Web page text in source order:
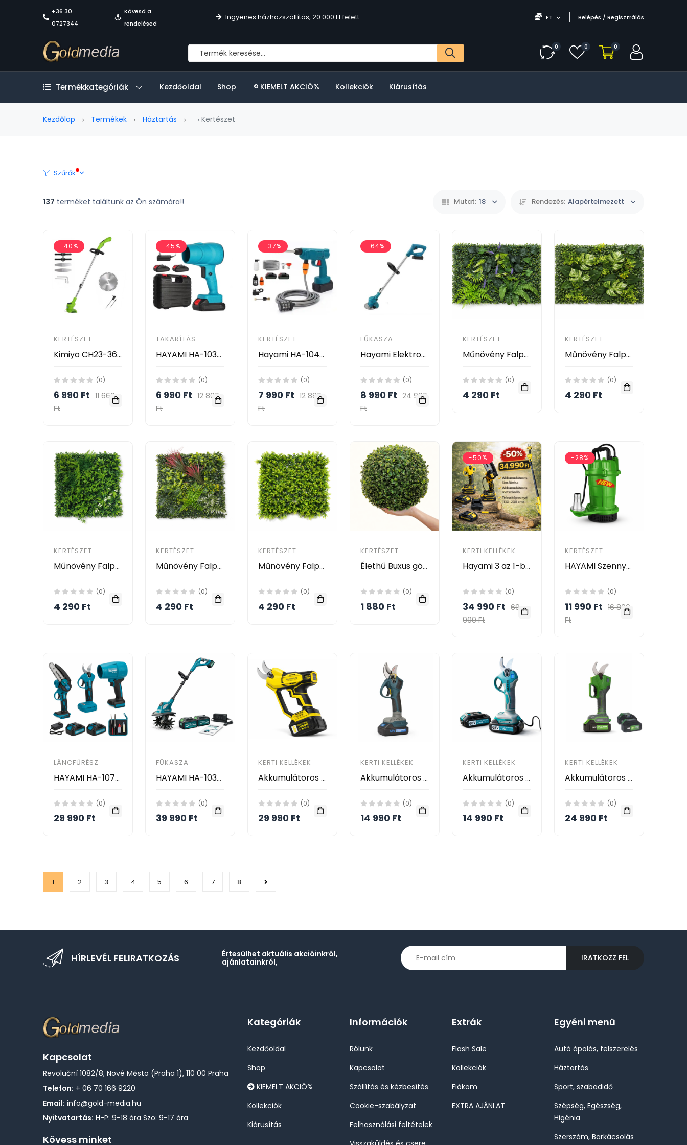
+36 30
0727344
Kövesd a
rendelésed
Ingyenes házhozszállítás, 20 000 Ft felett FT Belépés / Regisztrálás
0 0 0
Termékkategóriák Kezdőoldal Shop KIEMELT AKCIÓ% Kollekciók Kiárusítás
Kezdőlap Termékek Háztartás Kertészet
Szűrők
137 terméket találtunk az Ön számára!! Mutat: 18 Rendezés: Alapértelmezett
-40%
KERTÉSZET
Kimiyo CH23-361 Akkumulátoros Fűkasza és Szegélynyíró 24V – 2 Akkumulátorral
(0)
6 990 Ft 11 660
Ft
-45%
TAKARÍTÁS
HAYAMI HA-1033 Akkumulátoros Légfúvó 48V – Vezeték Nélküli Tisztító Ventilátor 2 Akkumulátorral
(0)
6 990 Ft 12 800
Ft
-37%
KERTÉSZET
Hayami HA-1042 Akkumulátoros Magasnyomású Mosó – 2 Akkumulátorral, Habosító Tartállyal és Kofferrel
(0)
7 990 Ft 12 880
Ft
-64%
FŰKASZA
Hayami Elektromos Fűkasza 2db Akkumlátorral 48V, HA-1024
(0)
8 990 Ft 24 990
Ft
KERTÉSZET
Műnövény Falpanel 60x40 cm – Tropical Fern Mix
(0)
4 290 Ft
KERTÉSZET
Műnövény Falpanel 60x40 cm – Monstera Green
(0)
4 290 Ft
KERTÉSZET
Műnövény Falpanel 50x50 cm – Botanic Bloom
(0)
4 290 Ft
KERTÉSZET
Műnövény Falpanel 50x50 cm – Tropical Red
(0)
4 290 Ft
KERTÉSZET
Műnövény Falpanel 50x50 cm – Natura Mix
(0)
4 290 Ft
KERTÉSZET
Élethű Buxus gömb dekoráció – 23 cm
(0)
1 880 Ft
-50%
KERTI KELLÉKEK
Hayami 3 az 1-ben akkumulátoros kerti szett - magassági ágvágó láncfűrész és metszőolló, teleszkópos nyél HA-1008-1
(0)
34 990 Ft 69
990 Ft
-28%
KERTÉSZET
HAYAMI Szennyvíz Búvárszivattyú 3450W – RYICWP3450 (HA-2008)
(0)
11 990 Ft 16 800
Ft
LÁNCFŰRÉSZ
HAYAMI HA-1070 Akkumulátoros Kerti Szerszám Szett – 3 az 1-ben, 68V, Vezeték Nélküli
(0)
29 990 Ft
FŰKASZA
HAYAMI HA-1039 188V Akkumulátoros Kapálógép – 2 Akkumulátorral, Vezeték Nélküli, SY-818
(0)
39 990 Ft
KERTI KELLÉKEK
Akkumulátoros Metszőolló Készlet , 2db 128V Lítium Akkumulátorral HAYAMI HA-1079
(0)
29 990 Ft
KERTI KELLÉKEK
Akkumulátoros metszőolló, 2 db 68 V akkumulátorral, dobozban- HAYAMI HA-1027
(0)
14 990 Ft
KERTI KELLÉKEK
Akkumulátoros metszőolló, 2 db 68 V akkumulátorral, dobozban- HAYAMI HA-1029
(0)
14 990 Ft
KERTI KELLÉKEK
Akkumulátoros metszőolló, 2 db 96 V akkumulátorral, dobozban- HAYAMI HA-1032
(0)
24 990 Ft
1 2 3 4 5 6 7 8
HÍRLEVÉL FELIRATKOZÁS
Értesülhet aktuális akcióinkról,
ajánlatainkról,
IRATKOZZ FEL
Kapcsolat
Revoluční 1082/8, Nové Město (Praha 1), 110 00 Praha
Telefon: + 06 70 166 9220
Email: info@gold-media.hu
Nyitvatartás: H-P: 9-18 óra Szo: 9-17 óra
Kövess minket
Kategóriák
Kezdőoldal
Shop
KIEMELT AKCIÓ%
Kollekciók
Kiárusítás
Információk
Rólunk
Kapcsolat
Szállítás és kézbesítés
Cookie-szabályzat
Felhasználási feltételek
Extrák
Flash Sale
Kollekciók
Fiókom
EXTRA AJÁNLAT
Egyéni menü
Autó ápolás, felszerelés
Háztartás
Sport, szabadidő
Szépség, Egészség,
Higénia
Szerszám, Barkácsolás